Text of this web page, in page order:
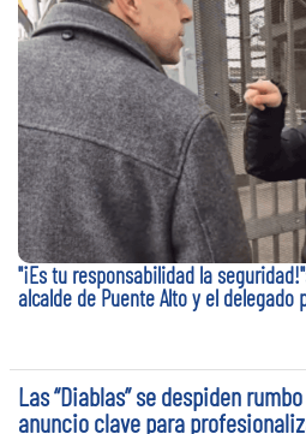
"¡Es tu responsabilidad la
alcalde de Puente Alto y el
Las “Diablas” se despiden
anuncio clave para